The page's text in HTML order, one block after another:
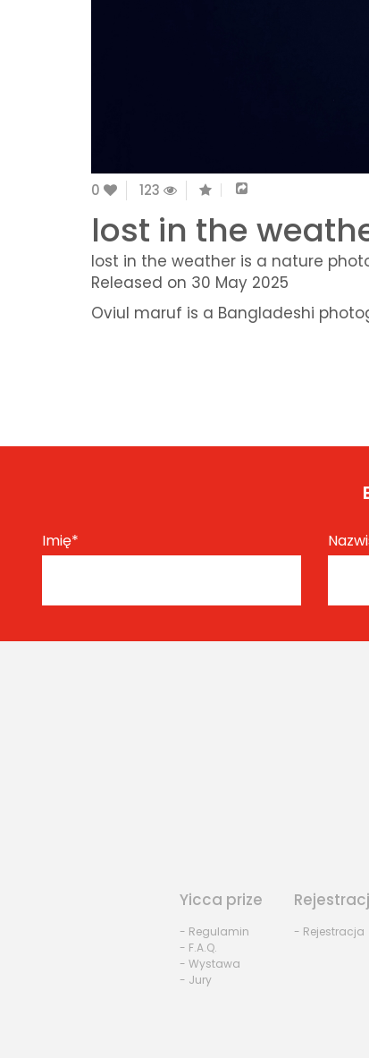
0 123
lost in the
lost in the weather is a nature
Released on 30 May 2025
Oviul maruf is a Bangladeshi
Imię*
Yicca prize
- Regulamin
- F.A.Q.
- Wystawa
- Jury
- Rejestracja